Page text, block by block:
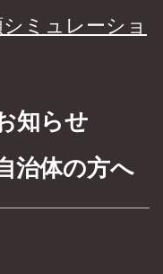
ミュレーショ
知らせ
治体の方へ